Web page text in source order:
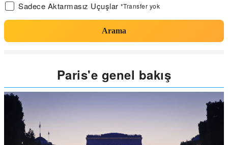
Sadece Aktarmasız Uçuşlar *Transfer yok
Arama
Paris'e genel bakış